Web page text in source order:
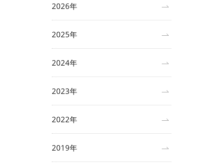
2026年
2025年
2024年
2023年
2022年
2019年